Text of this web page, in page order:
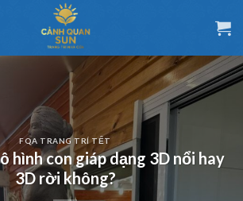
FQA TRANG TRÍ TẾT
hình con giáp dạng 3D nổi hay
3D rời không?